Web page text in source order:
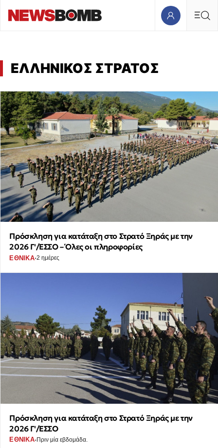
ΕΛΛΗΝΙΚΟΣ ΣΤΡΑΤΟΣ
Πρόσκληση για κατάταξη στο Στρατό Ξηράς με την
2026 Γ'/ΕΣΣΟ – Όλες οι πληροφορίες
ΕΘΝΙΚΑ·2 ημέρες
Πρόσκληση για κατάταξη στο Στρατό Ξηράς με την
2026 Γ'/ΕΣΣΟ
ΕΘΝΙΚΑ· Πριν μία εβδομάδα.